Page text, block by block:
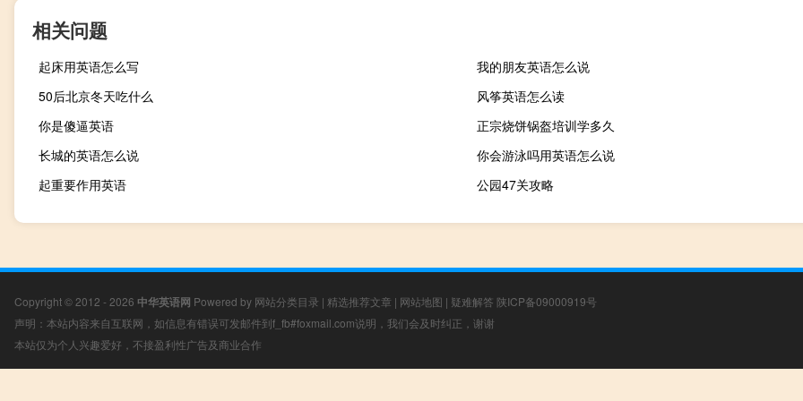
相关问题
起床用英语怎么写
我的朋友英语怎么说
50后北京冬天吃什么
风筝英语怎么读
你是傻逼英语
正宗烧饼锅盔培训学多久
长城的英语怎么说
你会游泳吗用英语怎么说
起重要作用英语
公园47关攻略
Copyright © 2012 - 2026 中华英语网 Powered by 网站分类目录 | 精选推荐文章 | 网站地图 | 疑难解答 陕ICP备09000919号
声明：本站内容来自互联网，如信息有错误可发邮件到f_fb#foxmail.com说明，我们会及时纠正，谢谢
本站仅为个人兴趣爱好，不接盈利性广告及商业合作